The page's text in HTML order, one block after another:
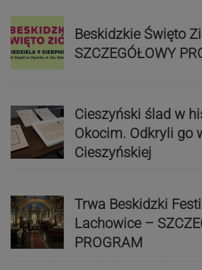
Beskidzkie Święto
SZCZEGÓŁOWY
Cieszyński ślad w
Okocim. Odkryli go
Cieszyńskiej
Trwa Beskidzki
Lachowice –
PROGRAM